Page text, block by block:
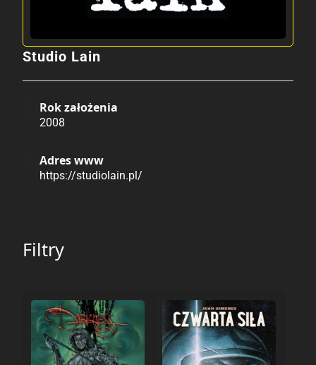
Studio Lain
Rok założenia
2008
Adres www
https://studiolain.pl/
Filtry